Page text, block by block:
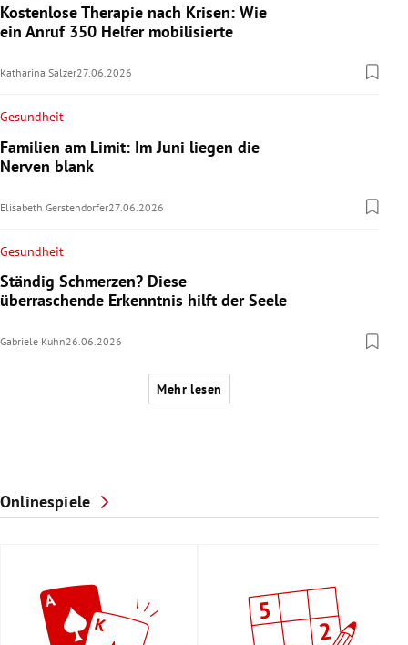
Kostenlose Therapie nach Krisen: Wie
ein Anruf 350 Helfer mobilisierte
Katharina Salzer27.06.2026
Gesundheit
Familien am Limit: Im Juni liegen die
Nerven blank
Elisabeth Gerstendorfer27.06.2026
Gesundheit
Ständig Schmerzen? Diese
überraschende Erkenntnis hilft der Seele
Gabriele Kuhn26.06.2026
Mehr lesen
Onlinespiele